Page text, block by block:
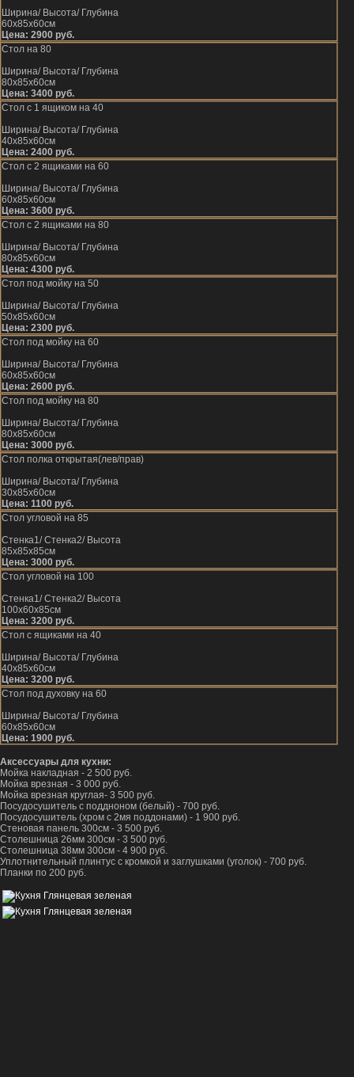
Ширина/ Высота/ Глубина
60х85х60см
Цена: 2900 руб.
Стол на 80
Ширина/ Высота/ Глубина
80х85х60см
Цена: 3400 руб.
Стол с 1 ящиком на 40
Ширина/ Высота/ Глубина
40х85х60см
Цена: 2400 руб.
Стол с 2 ящиками на 60
Ширина/ Высота/ Глубина
60х85х60см
Цена: 3600 руб.
Стол с 2 ящиками на 80
Ширина/ Высота/ Глубина
80х85х60см
Цена: 4300 руб.
Стол под мойку на 50
Ширина/ Высота/ Глубина
50х85х60см
Цена: 2300 руб.
Стол под мойку на 60
Ширина/ Высота/ Глубина
60х85х60см
Цена: 2600 руб.
Стол под мойку на 80
Ширина/ Высота/ Глубина
80х85х60см
Цена: 3000 руб.
Стол полка открытая(лев/прав)
Ширина/ Высота/ Глубина
30х85х60см
Цена: 1100 руб.
Стол угловой на 85
Стенка1/ Стенка2/ Высота
85х85х85см
Цена: 3000 руб.
Стол угловой на 100
Стенка1/ Стенка2/ Высота
100х60х85см
Цена: 3200 руб.
Стол с ящиками на 40
Ширина/ Высота/ Глубина
40х85х60см
Цена: 3200 руб.
Стол под духовку на 60
Ширина/ Высота/ Глубина
60х85х60см
Цена: 1900 руб.
Аксессуары для кухни:
Мойка накладная - 2 500 руб.
Мойка врезная - 3 000 руб.
Мойка врезная круглая- 3 500 руб.
Посудосушитель с поддноном (белый) - 700 руб.
Посудосушитель (хром с 2мя поддонами) - 1 900 руб.
Стеновая панель 300см - 3 500 руб.
Столешница 26мм 300см - 3 500 руб.
Столешница 38мм 300см - 4 900 руб.
Уплотнительный плинтус с кромкой и заглушками (уголок) - 700 руб.
Планки по 200 руб.